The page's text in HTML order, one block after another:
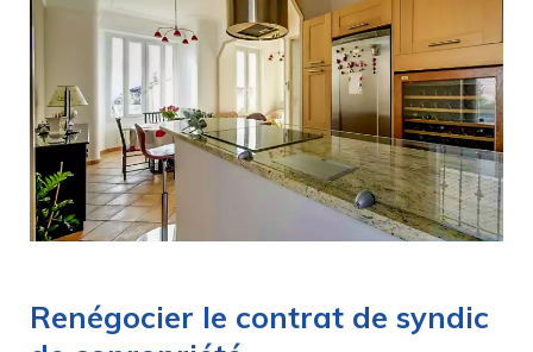
Renégocier le contrat de syndic